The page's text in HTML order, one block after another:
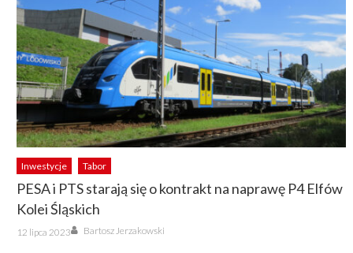
Inwestycje Tabor
PESA i PTS starają się o kontrakt na naprawę P4 Elfów
Kolei Śląskich
Posted
on
12 lipca 2023 Author
Bartosz Jerzakowski